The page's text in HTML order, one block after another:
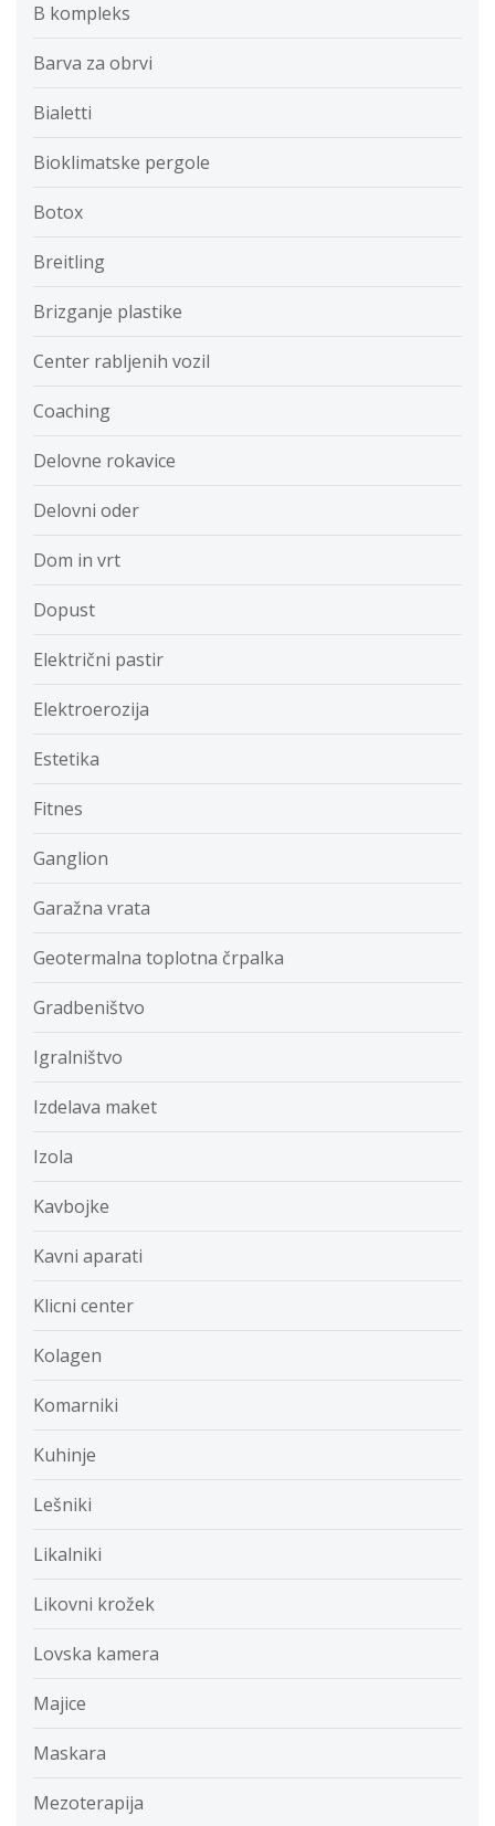
B kompleks
Barva za obrvi
Bialetti
Bioklimatske pergole
Botox
Breitling
Brizganje plastike
Center rabljenih vozil
Coaching
Delovne rokavice
Delovni oder
Dom in vrt
Dopust
Električni pastir
Elektroerozija
Estetika
Fitnes
Ganglion
Garažna vrata
Geotermalna toplotna črpalka
Gradbeništvo
Igralništvo
Izdelava maket
Izola
Kavbojke
Kavni aparati
Klicni center
Kolagen
Komarniki
Kuhinje
Lešniki
Likalniki
Likovni krožek
Lovska kamera
Majice
Maskara
Mezoterapija